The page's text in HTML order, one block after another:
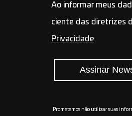
Ao informar meus
ciente das diretrizes
Privacidade.
Assinar
Prometemos não utilizar suas